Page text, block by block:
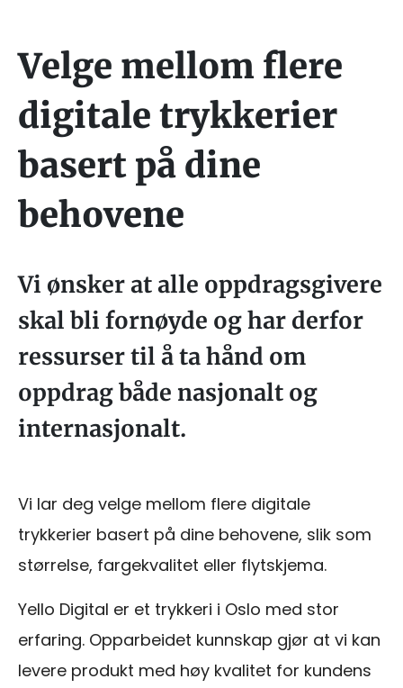
Velge mellom flere
digitale trykkerier
basert på dine
behovene
Vi ønsker at alle oppdragsgivere
skal bli fornøyde og har derfor
ressurser til å ta hånd om
oppdrag både nasjonalt og
internasjonalt.
Vi lar deg velge mellom flere digitale
trykkerier basert på dine behovene, slik som
størrelse, fargekvalitet eller flytskjema.
Yello Digital er et trykkeri i Oslo med stor
erfaring. Opparbeidet kunnskap gjør at vi kan
levere produkt med høy kvalitet for kundens